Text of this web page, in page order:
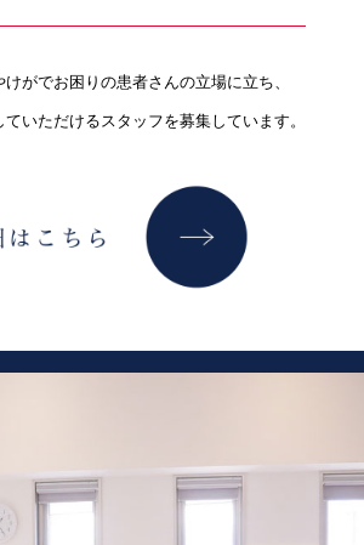
がでお困りの患者さんの立場に立ち、
いただけるスタッフを募集しています。